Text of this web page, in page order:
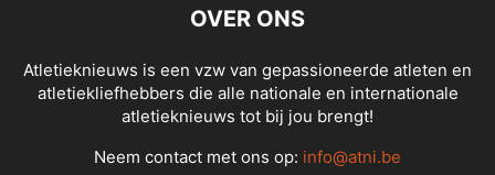
OVER ONS
Atletieknieuws is een vzw van gepassioneerde atleten en
atletiekliefhebbers die alle nationale en internationale
atletieknieuws tot bij jou brengt!
Neem contact met ons op: info@atni.be